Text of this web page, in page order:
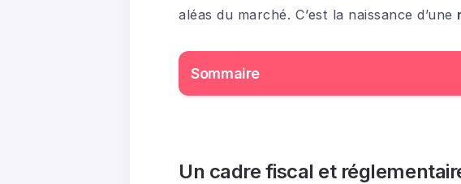
aléas du marché. C’est la naissance d’une
Sommaire
Un cadre fiscal et